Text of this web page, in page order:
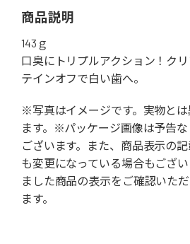
商品説明
143ｇ
口臭にトリプルアクション！ク
テインオフで白い歯へ。
※写真はイメージです。実物と
ます。※パッケージ画像は予告
ございます。また、商品表示の
も変更になっている場合もござ
ました商品の表示をご確認いた
ます。